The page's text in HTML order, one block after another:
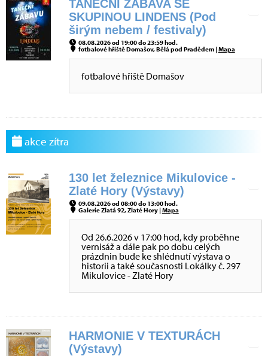
TANEČNÍ ZÁBAVA SE
SKUPINOU LINDENS (Pod
širým nebem / festivaly)
08.08.2026 od 19:00 do 23:59 hod.
fotbalové hřiště Domašov, Bělá pod Pradědem |Mapa
fotbalové hřiště Domašov
akce zítra
130 let železnice Mikulovice -
Zlaté Hory (Výstavy)
09.08.2026 od 08:00 do 13:00 hod.
Galerie Zlatá 92, Zlaté Hory |Mapa
Od 26.6.2026 v 17:00 hod, kdy proběhne
vernisáž a dále pak po dobu celých
prázdnin bude ke shlédnutí výstava o
historii a také současnosti Lokálky č. 297
Mikulovice - Zlaté Hory
HARMONIE V TEXTURÁCH
(Výstavy)